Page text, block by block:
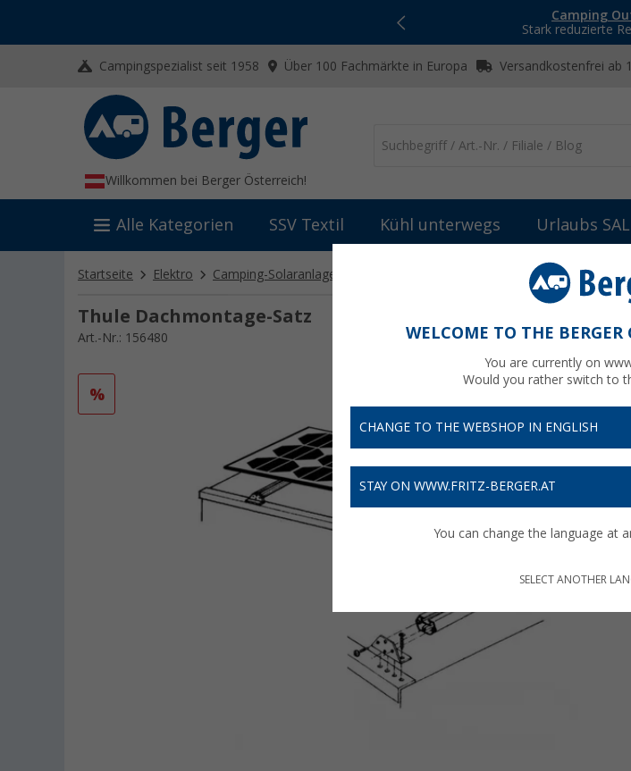
Camping
Stark reduzierte
Campingspezialist seit 1958 Über 100 Fachmärkte in Europa Versandkostenfrei ab
Willkommen bei Berger Österreich!
Alle Kategorien SSV Textil Kühl unterwegs Urlaubs
Startseite Elektro Camping-Solaranlagen Thule Dachmontage-
Thule Dachmontage-Satz
Art.-Nr.: 156480
%
WELCOME TO THE
You are currently on
Would you rather switch to
CHANGE TO THE WEBSHOP IN ENGLISH
STAY ON WWW.FRITZ-BERGER.AT
You can change the language at
SELECT ANOTHER